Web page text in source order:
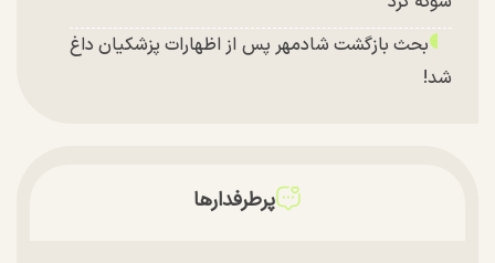
بحث بازگشت شادمهر پس از اظهارات پزشکیان داغ
شد!
پرطرفدارها